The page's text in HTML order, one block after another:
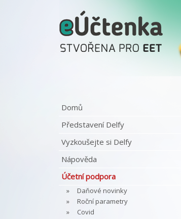
Domů
Představení Delfy
Vyzkoušejte si Delfy
Nápověda
Účetní podpora
Daňové novinky
Roční parametry
Covid